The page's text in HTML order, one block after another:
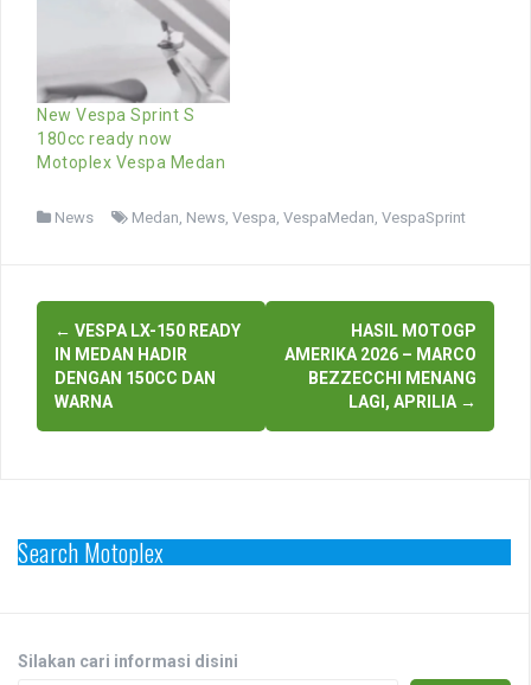
New Vespa Sprint S
180cc ready now
Motoplex Vespa Medan
News Medan News Vespa VespaMedan VespaSprint
Post
navigation
← VESPA LX-150 READY
IN MEDAN HADIR
DENGAN 150CC DAN
WARNA
HASIL MOTOGP
AMERIKA 2026 – MARCO
BEZZECCHI MENANG
LAGI, APRILIA →
Search Motoplex
Silakan cari informasi disini